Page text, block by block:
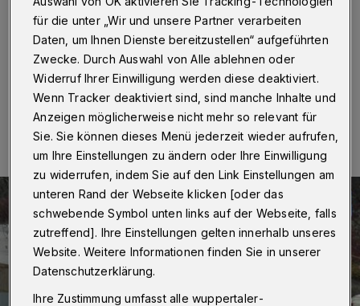
Freitag (26. Oktober 2018) umzäum werden. Grund ist
mangelnde Standsicherheit des im Jahr 2001
aufgestellten Kunstwerkes aus Lärchenholz.
25.10.2018 , 18:47 Uhr Eine Minute Lesezeit
für die unter „Wir und unsere Partner verarbeiten
Daten, um Ihnen Dienste bereitzustellen“ aufgeführten
Zwecke. Durch Auswahl von Alle ablehnen oder
Widerruf Ihrer Einwilligung werden diese deaktiviert.
Wenn Tracker deaktiviert sind, sind manche Inhalte und
Anzeigen möglicherweise nicht mehr so relevant für
Sie. Sie können dieses Menü jederzeit wieder aufrufen,
um Ihre Einstellungen zu ändern oder Ihre Einwilligung
zu widerrufen, indem Sie auf den Link Einstellungen am
unteren Rand der Webseite klicken [oder das
schwebende Symbol unten links auf der Webseite, falls
zutreffend]. Ihre Einstellungen gelten innerhalb unseres
Website. Weitere Informationen finden Sie in unserer
Datenschutzerklärung.
Ihre Zustimmung umfasst alle wuppertaler-